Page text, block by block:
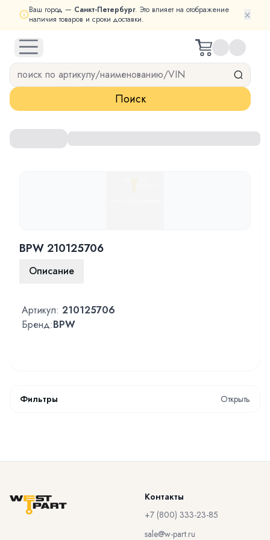
Ваш город — Санкт-Петербург. Это влияет на отображение
наличия товаров и сроки доставки.
×
open navigation menu
Поиск
BPW 210125706
Описание
Артикул: 210125706
Бренд:BPW
Фильтры Открыть
Контакты
+7 (800) 333-23-85
sale@w-part.ru